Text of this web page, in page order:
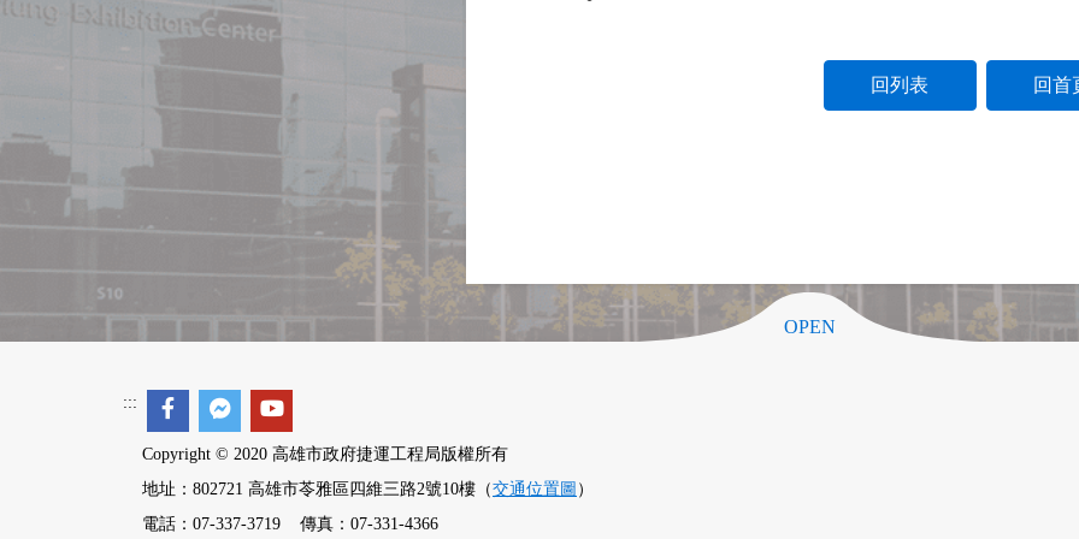
回列表 回首
OPEN
:::
Copyright © 2020 高雄市政府捷運工程局版權所有
地址：802721 高雄市苓雅區四維三路2號10樓（交通位置圖 ）
電話：07-337-3719 傳真：07-331-4366